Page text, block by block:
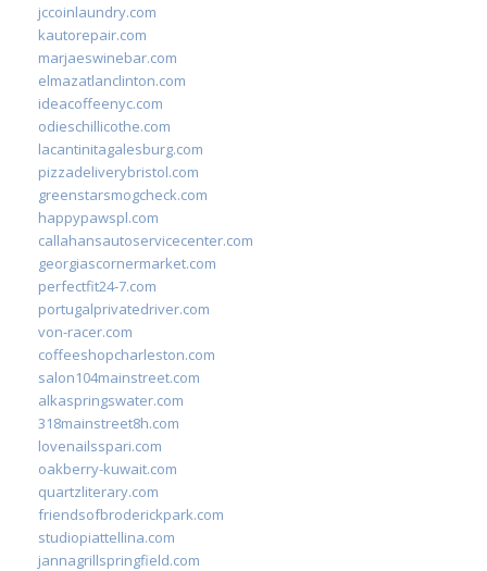
jccoinlaundry.com
kautorepair.com
marjaeswinebar.com
elmazatlanclinton.com
ideacoffeenyc.com
odieschillicothe.com
lacantinitagalesburg.com
pizzadeliverybristol.com
greenstarsmogcheck.com
happypawspl.com
callahansautoservicecenter.com
georgiascornermarket.com
perfectfit24-7.com
portugalprivatedriver.com
von-racer.com
coffeeshopcharleston.com
salon104mainstreet.com
alkaspringswater.com
318mainstreet8h.com
lovenailsspari.com
oakberry-kuwait.com
quartzliterary.com
friendsofbroderickpark.com
studiopiattellina.com
jannagrillspringfield.com